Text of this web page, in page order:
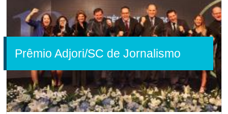
Prêmio Adjori/SC de Jornalismo